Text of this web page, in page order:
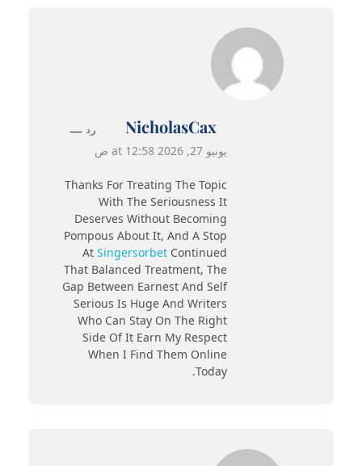
NicholasCax
يونيو 27, 2026 at 12:58 ص
Thanks For Treating The Topic
With The Seriousness It
Deserves Without Becoming
Pompous About It, And A Stop
At Singersorbet Continued
That Balanced Treatment, The
Gap Between Earnest And Self
Serious Is Huge And Writers
Who Can Stay On The Right
Side Of It Earn My Respect
When I Find Them Online
Today.
رد